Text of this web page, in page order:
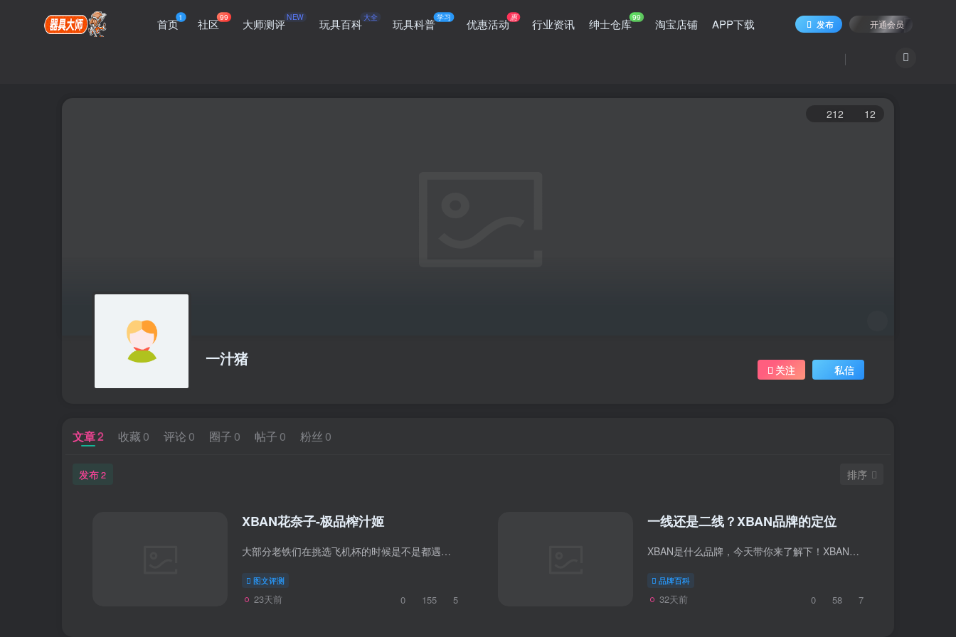
首页1 社区99 大师测评NEW 玩具百科大全 玩具科普学习 优惠活动惠 行业资讯 绅士仓库99 淘宝店铺 APP下载 发布 开通会员
212 12
一汁猪
关注 私信
文章2 收藏 0 评论 0 圈子 0 帖子 0 粉丝 0
发布2 排序
XBAN花奈子-极品榨汁姬
大部分老铁们在挑选飞机杯的时候是不是都遇上过这种问题，市面上琳琅满目的圣杯，完全不知道该选哪一款，既担心玩的不够尽兴，又担心刺激度太过猛烈，自己还没进入状态就草草结束。经过多种渠道...
图文评测
23天前 0 155 5
一线还是二线？XBAN品牌的定位
XBAN是什么品牌，今天带你来了解下！XBAN，外文名为X Breath Alchemy Nook，意为“身心炼金室”。由日本XBAN合同会社创立的，总部位于日本东京，品牌经营范围涵盖医疗保健及医疗器械，从创立就...
品牌百科
32天前 0 58 7